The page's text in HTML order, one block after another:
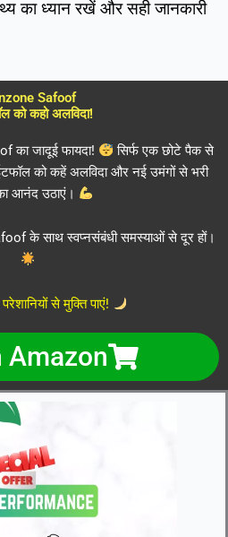
का ध्यान रखें और सही जानकारी
Safoof
को कहो अलविदा!
का जादूई फायदा!
सिर्फ एक छोटे पैक से
को कहें अलविदा और नई उमंगों से भरी
आनंद उठाएं।
के साथ स्वप्नसंबंधी समस्याओं से दूर हों।
से मुक्ति पाएं!
Amazon